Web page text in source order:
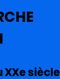
siècle